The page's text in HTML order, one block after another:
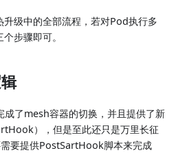
级中的全部流程，若对Pod执行多
步骤即可。
了mesh容器的切换，并且提供了新
），但是至此还只是万里长征
要提供PostSartHook脚本来完成